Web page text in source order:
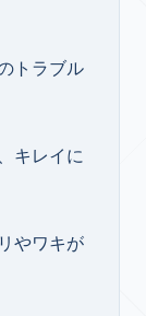
トラブル
キレイに
やワキが